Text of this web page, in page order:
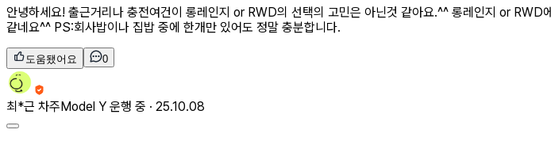
안녕하세요! 출근거리나 충전여건이 롱레인지 or RWD의 선택의 고민은 아닌것 같아요.^^ 롱레인지 or
같네요^^ PS:회사밥이나 집밥 중에 한개만 있어도 정말 충분합니다.
도움됐어요 0
최*근 차주Model Y 운행 중 · 25.10.08